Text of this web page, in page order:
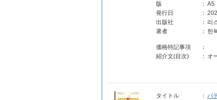
版 ： A5
発行日
：
出版社
： 리
著者
： 한
価格特記事項
：
紹介文(目次)
： オ
タイトル ： パ